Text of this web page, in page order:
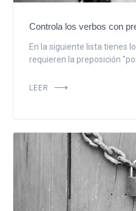
Controla los verbos con
En la siguiente lista tienes
requieren la preposición
LEER